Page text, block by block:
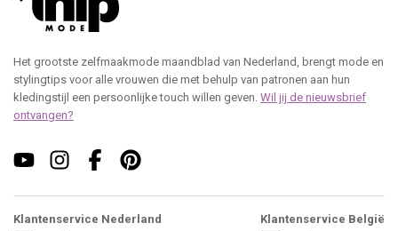
Het grootste zelfmaakmode maandblad van Nederland, brengt mode en
stylingtips voor alle vrouwen die met behulp van patronen aan hun
kledingstijl een persoonlijke touch willen geven. Wil jij de nieuwsbrief
ontvangen?
Klantenservice Nederland
Klantenservice België